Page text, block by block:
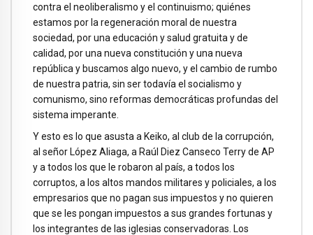
contra el neoliberalismo y el continuismo; quiénes
estamos por la regeneración moral de nuestra
sociedad, por una educación y salud gratuita y de
calidad, por una nueva constitución y una nueva
república y buscamos algo nuevo, y el cambio de rumbo
de nuestra patria, sin ser todavía el socialismo y
comunismo, sino reformas democráticas profundas del
sistema imperante.
Y esto es lo que asusta a Keiko, al club de la corrupción,
al señor López Aliaga, a Raúl Diez Canseco Terry de AP
y a todos los que le robaron al país, a todos los
corruptos, a los altos mandos militares y policiales, a los
empresarios que no pagan sus impuestos y no quieren
que se les pongan impuestos a sus grandes fortunas y
los integrantes de las iglesias conservadoras. Los